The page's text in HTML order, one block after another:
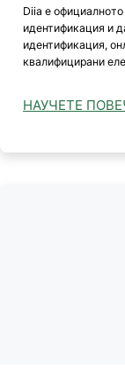
Diia е
идентификация и
идентификация,
квалифицирани
НАУЧЕТЕ